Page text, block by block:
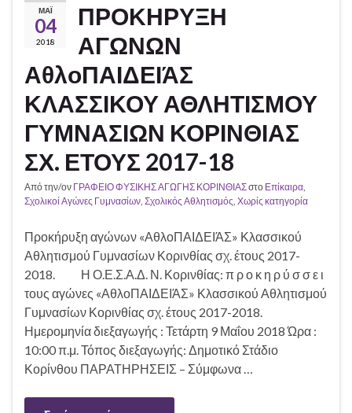
ΜΆΙ
04
2018
ΠΡΟΚΗΡΥΞΗ
ΑΓΩΝΩΝ
ΑθλοΠΑΙΔΕΙΆΣ
ΚΛΑΣΣΙΚΟΥ ΑΘΛΗΤΙΣΜΟΥ
ΓΥΜΝΑΣΙΩΝ ΚΟΡΙΝΘΙΑΣ
ΣΧ. ΕΤΟΥΣ 2017-18
Από την/ον ΓΡΑΦΕΙΟ ΦΥΣΙΚΗΣ ΑΓΩΓΗΣ ΚΟΡΙΝΘΙΑΣστο Επίκαιρα
Σχολικοί Αγώνες Γυμνασίων Σχολικός Αθλητισμός Χωρίς κατηγορία
Προκήρυξη αγώνων «ΑθλοΠΑΙΔΕΙΆΣ» Κλασσικού
Αθλητισμού Γυμνασίων Κορινθίας σχ. έτους 2017-
2018. Η Ο.Ε.Σ.Α.Δ. Ν. Κορινθίας: π ρ ο κ η ρ ύ σ σ ε ι
τους αγώνες «ΑθλοΠΑΙΔΕΙΆΣ» Κλασσικού Αθλητισμού
Γυμνασίων Κορινθίας σχ. έτους 2017-2018.
Ημερομηνία διεξαγωγής : Τετάρτη 9 Μαΐου 2018 Ώρα :
10:00 π.μ. Τόπος διεξαγωγής: Δημοτικό Στάδιο
Κορίνθου ΠΑΡΑΤΗΡΗΣΕΙΣ – Σύμφωνα …